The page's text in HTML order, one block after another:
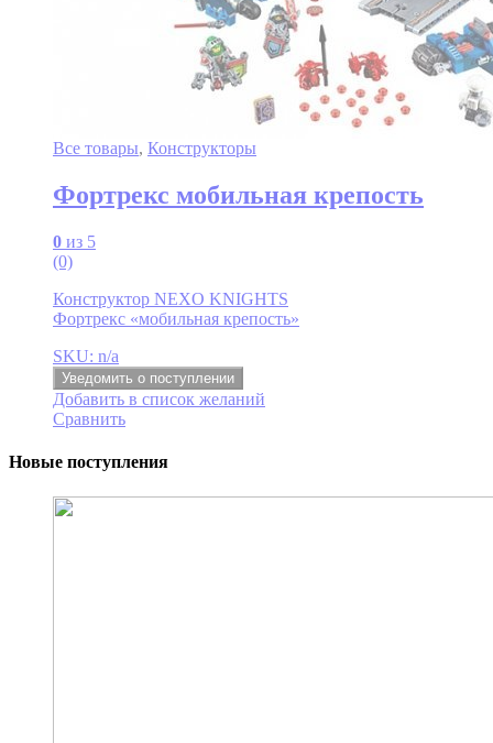
Все товары, Конструкторы
Фортрекс мобильная крепость
0 из 5
(0)
Конструктор NEXO KNIGHTS
Фортрекс «мобильная крепость»
SKU: n/a
Уведомить о поступлении
Добавить в список желаний
Сравнить
Новые поступления